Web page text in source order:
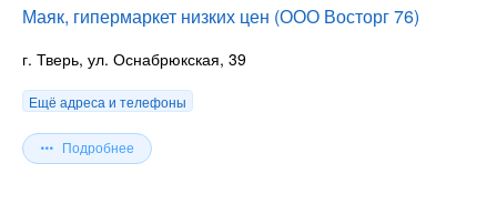
Маяк, гипермаркет низких цен (ООО Восторг 76)
г. Тверь, ул. Оснабрюкская, 39
Ещё адреса и телефоны
Подробнее